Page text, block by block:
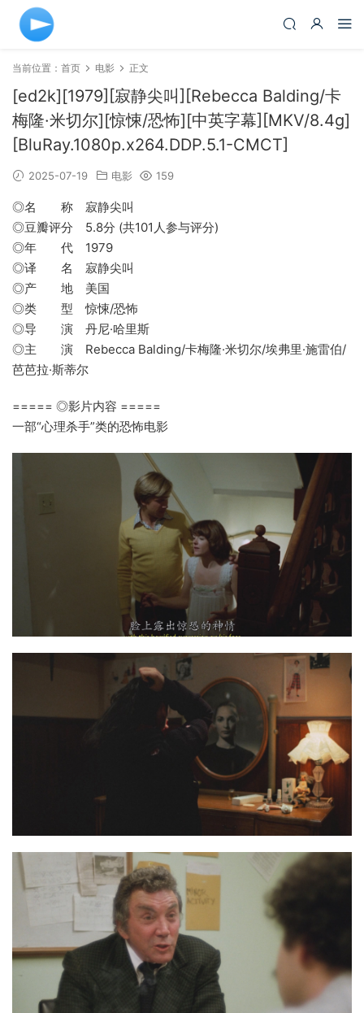
当前位置： 首页 电影 正文
[ed2k][1979][寂静尖叫][Rebecca Balding/卡
梅隆·米切尔][惊悚/恐怖][中英字幕][MKV/8.4g]
[BluRay.1080p.x264.DDP.5.1-CMCT]
2025-07-19 电影 159
◎名 称 寂静尖叫
◎豆瓣评分 5.8分 (共101人参与评分)
◎年 代 1979
◎译 名 寂静尖叫
◎产 地 美国
◎类 型 惊悚/恐怖
◎导 演 丹尼·哈里斯
◎主 演 Rebecca Balding/卡梅隆·米切尔/埃弗里·施雷伯/
芭芭拉·斯蒂尔
===== ◎影片内容 =====
一部“心理杀手”类的恐怖电影